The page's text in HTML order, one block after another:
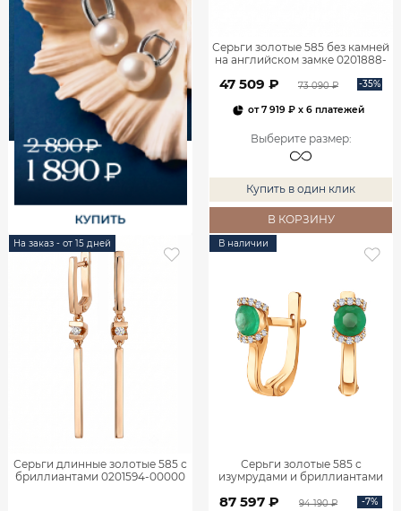
Серьги золотые 585 без камней
на английском замке 0201888-
47 509 ₽ 73 090 ₽ -35%
от7 919 ₽ x 6 платежей
Выберите размер:
Купить в один клик
В КОРЗИНУ
На заказ - от 15 дней
Серьги длинные золотые 585 с
бриллиантами 0201594-00000
В наличии
Серьги золотые 585 с
изумрудами и бриллиантами
87 597 ₽ 94 190 ₽ -7%